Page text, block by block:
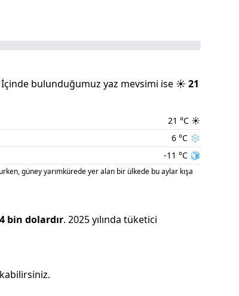
İçinde bulunduğumuz yaz mevsimi ise ☀️ 21
21 °C ☀️
6 °C ❄️
-11 °C 🧊
güney yarımkürede yer alan bir ülkede bu aylar kışa
bin dolardır. 2025yılında tüketici